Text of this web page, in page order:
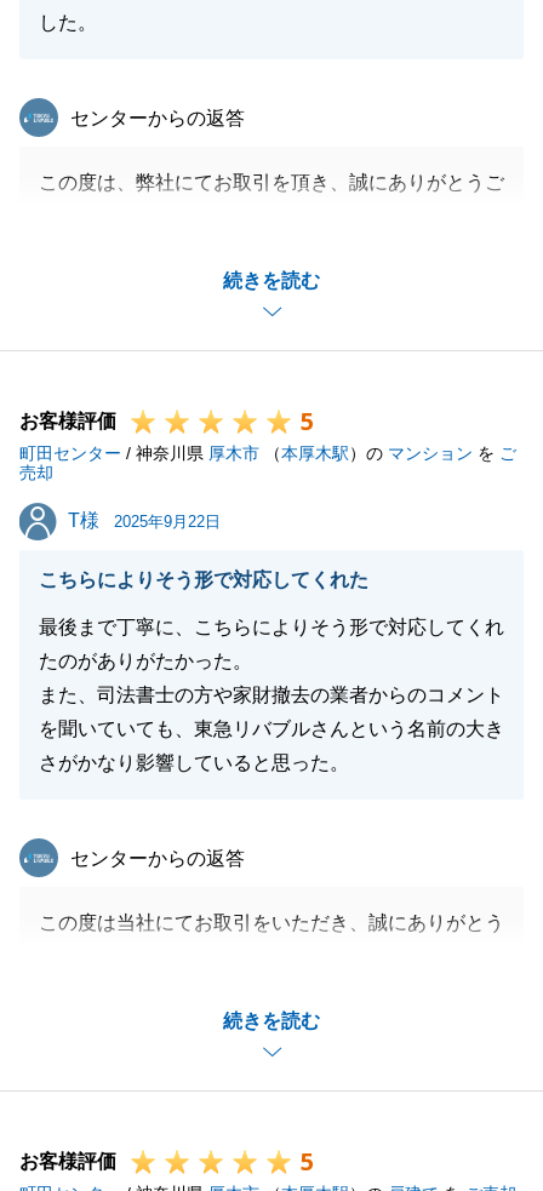
した。
続きを読む
東急リバブル
センターからの返答
この度は、弊社にてお取引を頂き、誠にありがとうご
変感謝申し上げます。
またお困りのこと等ございましたらお気軽にご相談く
ださい。
お客様評価 5
町田センター / 神奈川県 厚木市 （本厚木駅）の マンション を ご
売却
T様
T様 2025年9月22日
こちらによりそう形で対応してくれた
最後まで丁寧に、こちらによりそう形で対応してくれ
たのがありがたかった。
また、司法書士の方や家財撤去の業者からのコメント
を聞いていても、東急リバブルさんという名前の大き
さがかなり影響していると思った。
続きを読む
東急リバブル
センターからの返答
この度は当社にてお取引をいただき、誠にありがとう
お言葉をいただけましたように、今後のお取引も丁寧
な対応を心がけていきます。
お客様評価 5